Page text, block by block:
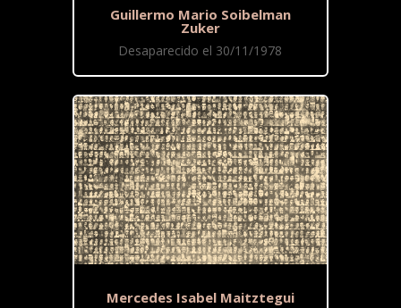
Guillermo Mario Soibelman
Zuker
Desaparecido el 30/11/1978
Mercedes Isabel Maitztegui